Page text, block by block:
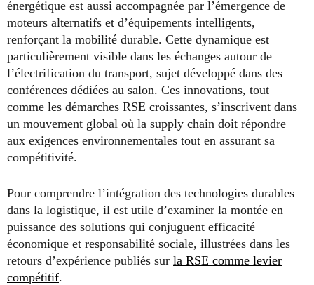
énergétique est aussi accompagnée par l’émergence de
moteurs alternatifs et d’équipements intelligents,
renforçant la mobilité durable. Cette dynamique est
particulièrement visible dans les échanges autour de
l’électrification du transport, sujet développé dans des
conférences dédiées au salon. Ces innovations, tout
comme les démarches RSE croissantes, s’inscrivent dans
un mouvement global où la supply chain doit répondre
aux exigences environnementales tout en assurant sa
compétitivité.
Pour comprendre l’intégration des technologies durables
dans la logistique, il est utile d’examiner la montée en
puissance des solutions qui conjuguent efficacité
économique et responsabilité sociale, illustrées dans les
retours d’expérience publiés sur la RSE comme levier
compétitif.